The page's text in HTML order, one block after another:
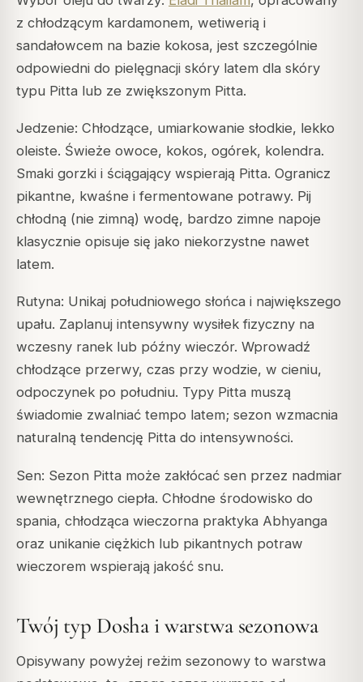
z chłodzącym kardamonem, wetiwerią i
sandałowcem na bazie kokosa, jest szczególnie
odpowiedni do pielęgnacji skóry latem dla skóry
typu Pitta lub ze zwiększonym Pitta.
Jedzenie: Chłodzące, umiarkowanie słodkie, lekko
oleiste. Świeże owoce, kokos, ogórek, kolendra.
Smaki gorzki i ściągający wspierają Pitta. Ogranicz
pikantne, kwaśne i fermentowane potrawy. Pij
chłodną (nie zimną) wodę, bardzo zimne napoje
klasycznie opisuje się jako niekorzystne nawet
latem.
Rutyna: Unikaj południowego słońca i największego
upału. Zaplanuj intensywny wysiłek fizyczny na
wczesny ranek lub późny wieczór. Wprowadź
chłodzące przerwy, czas przy wodzie, w cieniu,
odpoczynek po południu. Typy Pitta muszą
świadomie zwalniać tempo latem; sezon wzmacnia
naturalną tendencję Pitta do intensywności.
Sen: Sezon Pitta może zakłócać sen przez nadmiar
wewnętrznego ciepła. Chłodne środowisko do
spania, chłodząca wieczorna praktyka Abhyanga
oraz unikanie ciężkich lub pikantnych potraw
wieczorem wspierają jakość snu.
Twój typ Dosha i warstwa sezonowa
Opisywany powyżej reżim sezonowy to warstwa